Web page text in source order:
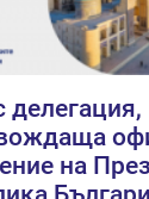
делегация,
на